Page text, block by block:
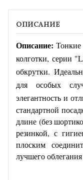
ОПИСАНИЕ
Описание: Тонкие
колготки, серии
обкрутки.
для особых
элегантность и
стандартной
длине (без
резинкой, с
плоским
лучшего